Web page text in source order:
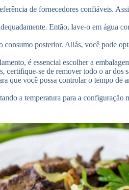
de fornecedores confiáveis.
Então, lave-o em água
consumo posterior. Aliás, você pode
é essencial escolher a
certifique-se de remover todo o ar dos
que você possa controlar o tempo
a temperatura para a configuração